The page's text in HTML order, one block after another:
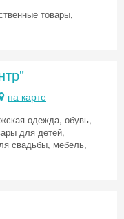
товары,
на карте
одежда, обувь,
для детей,
свадьбы, мебель,
и получи